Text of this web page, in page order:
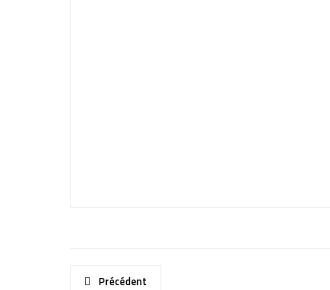
Précédent